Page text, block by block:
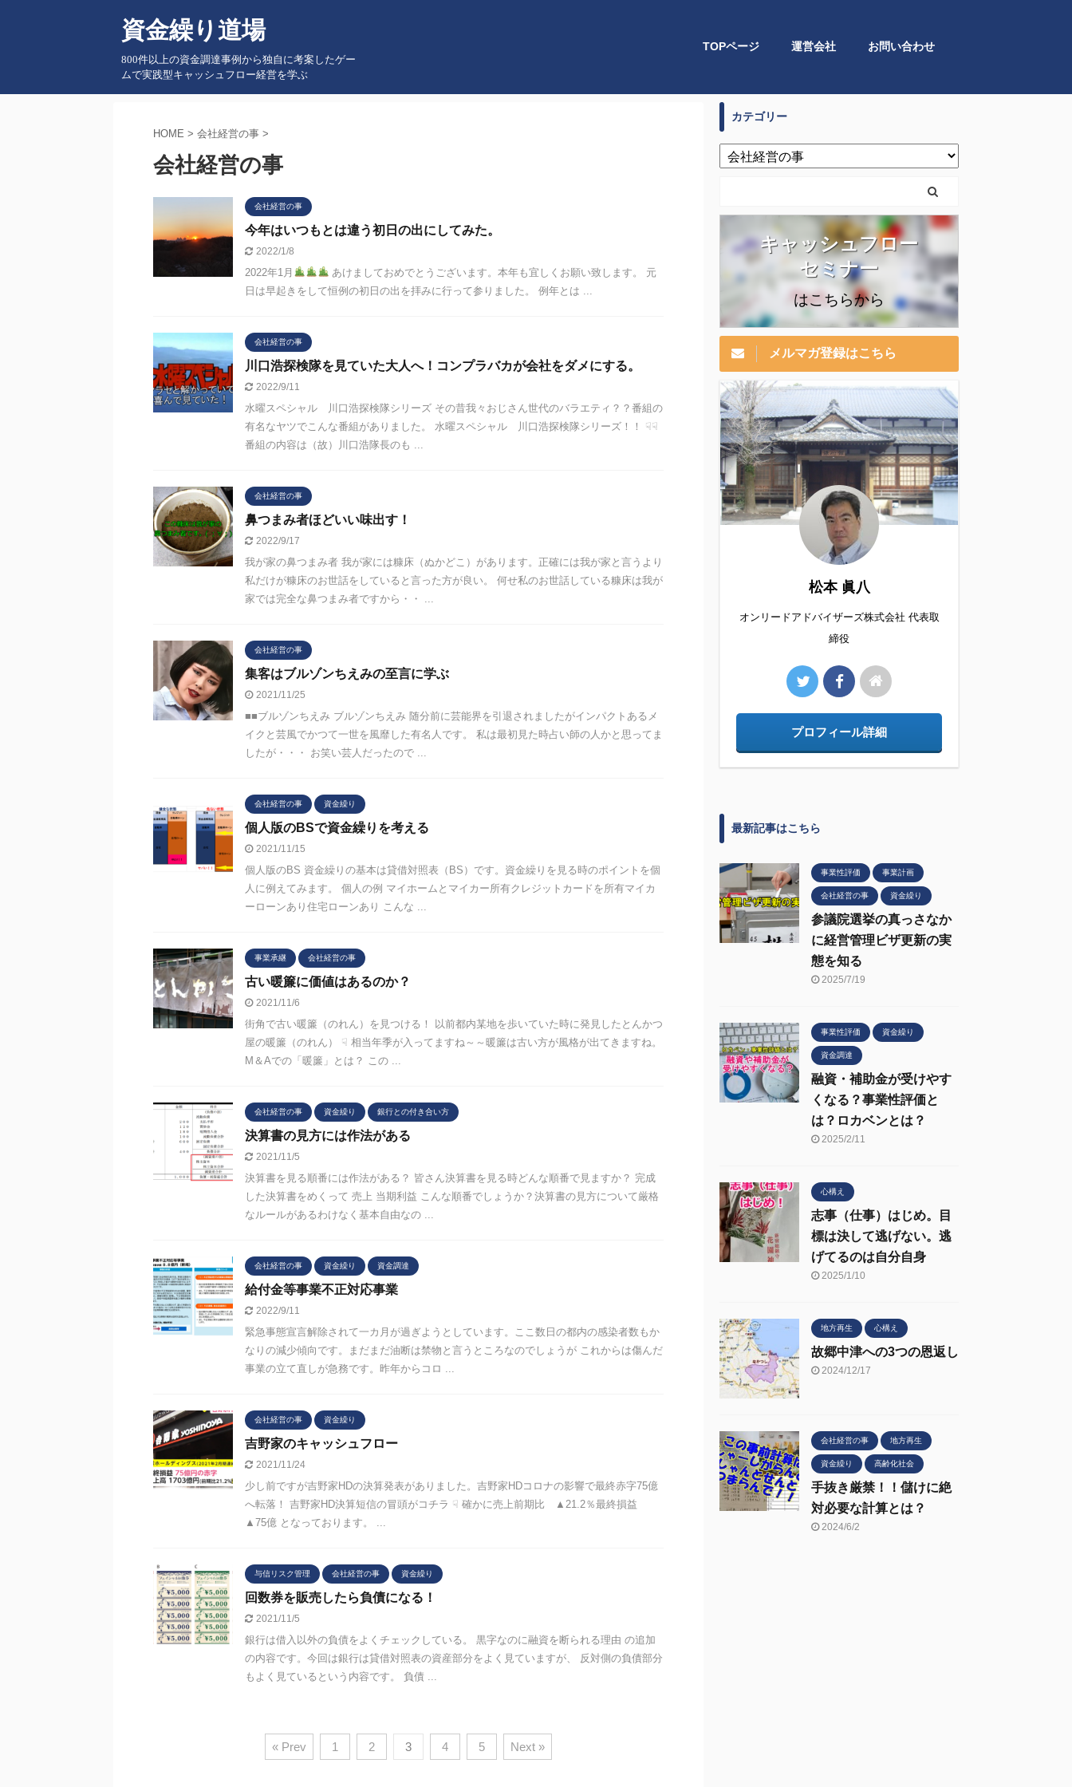
資金繰り道場
800件以上の資金調達事例から独自に考案したゲー
ムで実践型キャッシュフロー経営を学ぶ
TOPページ 運営会社 お問い合わせ
HOME > 会社経営の事 >
会社経営の事
会社経営の事
今年はいつもとは違う初日の出にしてみた。
2022/1/8
2022年1月
あけましておめでとうございます。本年も宜しくお願い致します。 元
日は早起きをして恒例の初日の出を拝みに行って参りました。 例年とは ...
会社経営の事
川口浩探検隊を見ていた大人へ！コンプラバカが会社をダメにする。
2022/9/11
水曜スペシャル 川口浩探検隊シリーズ その昔我々おじさん世代のバラエティ？？番組の
有名なヤツでこんな番組がありました。 水曜スペシャル 川口浩探検隊シリーズ！！ ☟☟
番組の内容は（故）川口浩隊長のも ...
会社経営の事
鼻つまみ者ほどいい味出す！
2022/9/17
我が家の鼻つまみ者 我が家には糠床（ぬかどこ）があります。正確には我が家と言うより
私だけが糠床のお世話をしていると言った方が良い。 何せ私のお世話している糠床は我が
家では完全な鼻つまみ者ですから・・ ...
会社経営の事
集客はブルゾンちえみの至言に学ぶ
2021/11/25
■■ブルゾンちえみ ブルゾンちえみ 随分前に芸能界を引退されましたがインパクトあるメ
イクと芸風でかつて一世を風靡した有名人です。 私は最初見た時占い師の人かと思ってま
したが・・・ お笑い芸人だったので ...
会社経営の事 資金繰り
個人版のBSで資金繰りを考える
2021/11/15
個人版のBS 資金繰りの基本は貸借対照表（BS）です。資金繰りを見る時のポイントを個
人に例えてみます。 個人の例 マイホームとマイカー所有クレジットカードを所有マイカ
ーローンあり住宅ローンあり こんな ...
事業承継 会社経営の事
古い暖簾に価値はあるのか？
2021/11/6
街角で古い暖簾（のれん）を見つける！ 以前都内某地を歩いていた時に発見したとんかつ
屋の暖簾（のれん） ☟ 相当年季が入ってますね～～暖簾は古い方が風格が出てきますね。
M＆Aでの「暖簾」とは？ この ...
会社経営の事 資金繰り 銀行との付き合い方
決算書の見方には作法がある
2021/11/5
決算書を見る順番には作法がある？ 皆さん決算書を見る時どんな順番で見ますか？ 完成
した決算書をめくって 売上 当期利益 こんな順番でしょうか？決算書の見方について厳格
なルールがあるわけなく基本自由なの ...
会社経営の事 資金繰り 資金調達
給付金等事業不正対応事業
2022/9/11
緊急事態宣言解除されて一カ月が過ぎようとしています。ここ数日の都内の感染者数もか
なりの減少傾向です。まだまだ油断は禁物と言うところなのでしょうが これからは傷んだ
事業の立て直しが急務です。昨年からコロ ...
会社経営の事 資金繰り
吉野家のキャッシュフロー
2021/11/24
少し前ですが吉野家HDの決算発表がありました。吉野家HDコロナの影響で最終赤字75億
へ転落！ 吉野家HD決算短信の冒頭がコチラ ☟ 確かに売上前期比 ▲21.2％最終損益
▲75億 となっております。 ...
与信リスク管理 会社経営の事 資金繰り
回数券を販売したら負債になる！
2021/11/5
銀行は借入以外の負債をよくチェックしている。 黒字なのに融資を断られる理由 の追加
の内容です。今回は銀行は貸借対照表の資産部分をよく見ていますが、 反対側の負債部分
もよく見ているという内容です。 負債 ...
« Prev 1 2 3 4 5 Next »
カテゴリー
キャッシュフロー
セミナー
はこちらから
メルマガ登録はこちら
松本 眞八
オンリードアドバイザーズ株式会社 代表取
締役
プロフィール詳細
最新記事はこちら
事業性評価 事業計画
会社経営の事 資金繰り
参議院選挙の真っさなか
に経営管理ビザ更新の実
態を知る
2025/7/19
事業性評価 資金繰り
資金調達
融資・補助金が受けやす
くなる？事業性評価と
は？ロカベンとは？
2025/2/11
心構え
志事（仕事）はじめ。目
標は決して逃げない。逃
げてるのは自分自身
2025/1/10
地方再生 心構え
故郷中津への3つの恩返し
2024/12/17
会社経営の事 地方再生
資金繰り 高齢化社会
手抜き厳禁！！儲けに絶
対必要な計算とは？
2024/6/2